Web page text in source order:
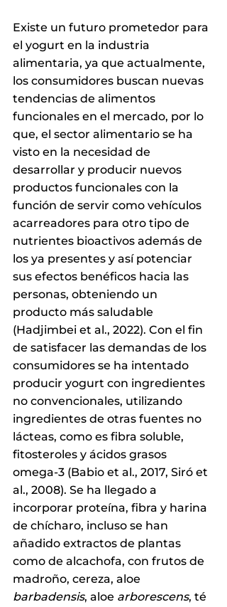
Existe un futuro prometedor para
el yogurt en la industria
alimentaria, ya que actualmente,
los consumidores buscan nuevas
tendencias de alimentos
funcionales en el mercado, por lo
que, el sector alimentario se ha
visto en la necesidad de
desarrollar y producir nuevos
productos funcionales con la
función de servir como vehículos
acarreadores para otro tipo de
nutrientes bioactivos además de
los ya presentes y así potenciar
sus efectos benéficos hacia las
personas, obteniendo un
producto más saludable
(Hadjimbei et al., 2022). Con el fin
de satisfacer las demandas de los
consumidores se ha intentado
producir yogurt con ingredientes
no convencionales, utilizando
ingredientes de otras fuentes no
lácteas, como es fibra soluble,
fitosteroles y ácidos grasos
omega-3 (Babio et al., 2017, Siró et
al., 2008). Se ha llegado a
incorporar proteína, fibra y harina
de chícharo, incluso se han
añadido extractos de plantas
como de alcachofa, con frutos de
madroño, cereza, aloe
barbadensis, aloe arborescens, té